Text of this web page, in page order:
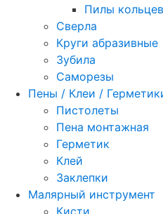
Пилы
Сверла
Круги абразивные
Зубила
Саморезы
Пены / Клеи /
Пистолеты
Пена монтажная
Герметик
Клей
Заклепки
Малярный инструмент
Кисти